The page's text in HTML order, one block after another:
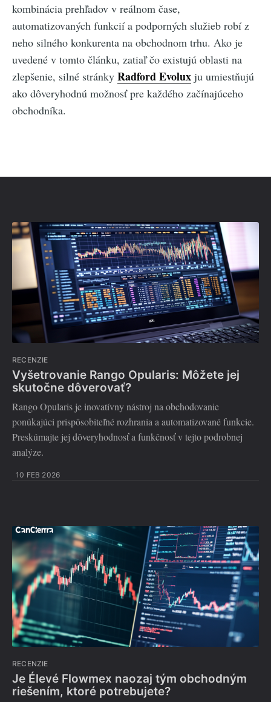
kombinácia prehľadov v reálnom čase,
automatizovaných funkcií a podporných služieb robí z
neho silného konkurenta na obchodnom trhu. Ako je
uvedené v tomto článku, zatiaľ čo existujú oblasti na
zlepšenie, silné stránky Radford Evolux ju umiestňujú
ako dôveryhodnú možnosť pre každého začínajúceho
obchodníka.
RECENZIE
Vyšetrovanie Rango Opularis: Môžete jej
skutočne dôverovať?
Rango Opularis je inovatívny nástroj na obchodovanie
ponúkajúci prispôsobiteľné rozhrania a automatizované funkcie.
Preskúmajte jej dôveryhodnosť a funkčnosť v tejto podrobnej
analýze.
10 FEB 2026
RECENZIE
Je Élevé Flowmex naozaj tým obchodným
riešením, ktoré potrebujete?